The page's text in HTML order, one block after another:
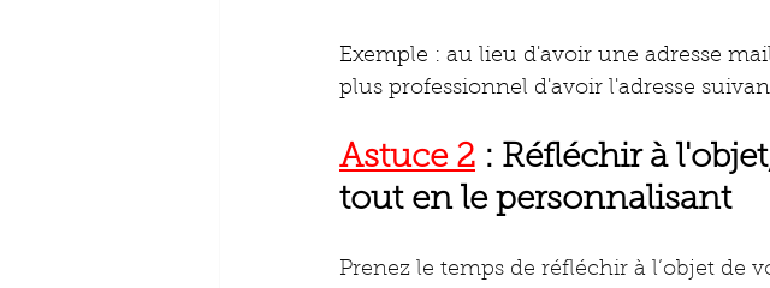
Exemple : au lieu d'avoir une adresse
plus professionnel d'avoir l'adresse
Astuce 2 : Réfléchir à
tout en le personnalisant
Prenez le temps de réfléchir à l’objet de